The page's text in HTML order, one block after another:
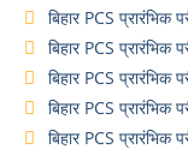
बिहार PCS प्रारंभिक
बिहार PCS प्रारंभिक
बिहार PCS प्रारंभिक
बिहार PCS प्रारंभिक
बिहार PCS प्रारंभिक